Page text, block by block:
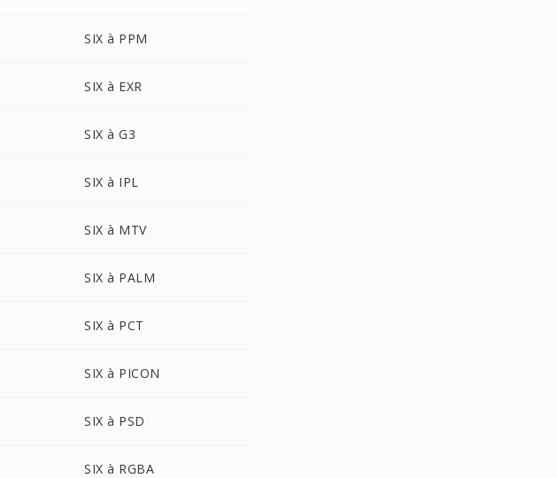
SIX à PPM
SIX à EXR
SIX à G3
SIX à IPL
SIX à MTV
SIX à PALM
SIX à PCT
SIX à PICON
SIX à PSD
SIX à RGBA